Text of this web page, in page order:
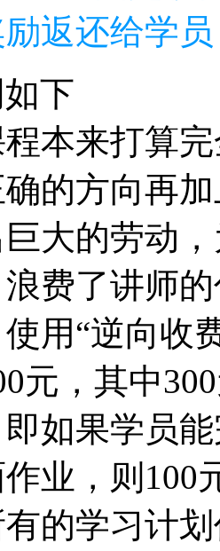
返还给学
下
本来打算
的方向再
大的劳动
费了讲师
用“逆向收
元，其中
如果学员
业，则100
的学习计